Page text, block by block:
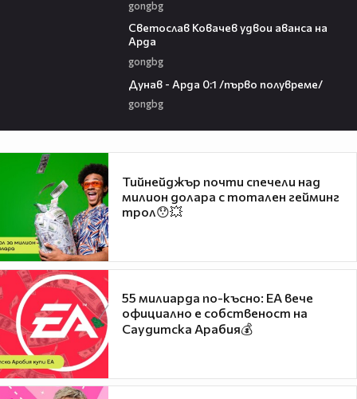
gongbg
Светослав Ковачев удвои аванса на
Арда
gongbg
Дунав - Арда 0:1 /първо полувреме/
gongbg
Тийнейджър почти спечели над
милион долара с тотален гейминг
трол😯💥
55 милиарда по-късно: EA вече
официално е собственост на
Саудитска Арабия💰